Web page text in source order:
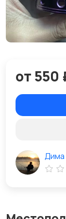
от 550
Дима